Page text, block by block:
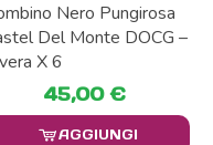
Nero Pungirosa
Del Monte DOCG –
X 6
45,00 €
AGGIUNGI